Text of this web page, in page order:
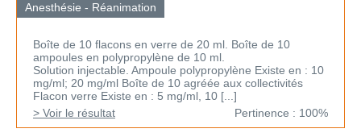
Anesthésie - Réanimation
Boîte de 10 flacons en verre de 20 ml. Boîte de 10
ampoules en polypropylène de 10 ml.
Solution injectable. Ampoule polypropylène Existe en : 10
mg/ml; 20 mg/ml Boîte de 10 agréée aux collectivités
Flacon verre Existe en : 5 mg/ml, 10 [...]
> Voir le résultat
Pertinence : 100%